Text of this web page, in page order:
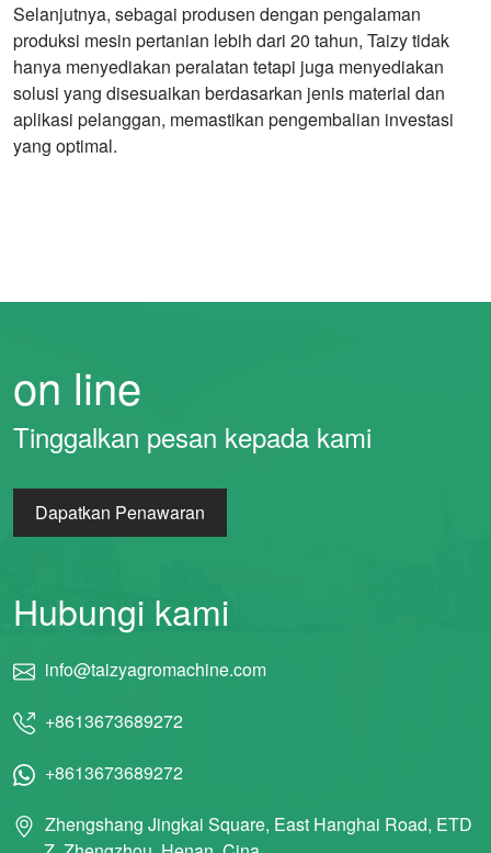
Selanjutnya, sebagai produsen dengan pengalaman
produksi mesin pertanian lebih dari 20 tahun, Taizy tidak
hanya menyediakan peralatan tetapi juga menyediakan
solusi yang disesuaikan berdasarkan jenis material dan
aplikasi pelanggan, memastikan pengembalian investasi
yang optimal.
on line
Tinggalkan pesan kepada kami
Dapatkan Penawaran
Hubungi kami
info@taizyagromachine.com
+8613673689272
+8613673689272
Zhengshang Jingkai Square, East Hanghai Road, ETD